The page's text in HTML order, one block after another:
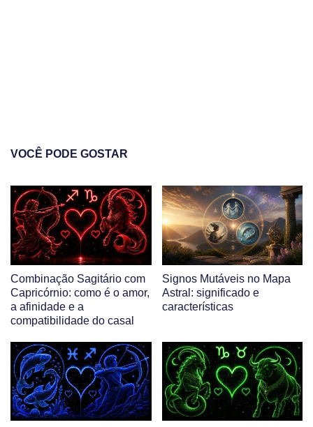
VOCÊ PODE GOSTAR
Combinação Sagitário com
Capricórnio: como é o amor,
a afinidade e a
compatibilidade do casal
Signos Mutáveis no Mapa
Astral: significado e
características